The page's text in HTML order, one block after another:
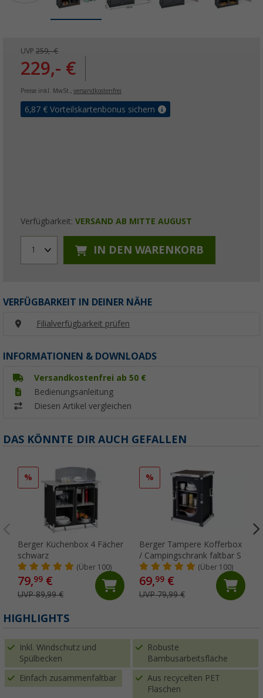
UVP 259,- €
229,- €
Preise inkl. MwSt., versandkostenfrei
6,87 € Vorteilskartenbonus sichern
Verfügbarkeit: VERSAND AB MITTE AUGUST
1 IN DEN WARENKORB
VERFÜGBARKEIT IN DEINER NÄHE
Filialverfügbarkeit prüfen
INFORMATIONEN & DOWNLOADS
Versandkostenfrei ab 50 €
Bedienungsanleitung
Diesen Artikel vergleichen
DAS KÖNNTE DIR AUCH GEFALLEN
%
Berger Küchenbox 4 Fächer
schwarz
(Über 100)
79,99 €
UVP 89,99 €
%
Berger Tampere Kofferbox
/ Campingschrank faltbar S
(Über 100)
69,99€
UVP 79,99 €
HIGHLIGHTS
Inkl. Windschutz und
Spülbecken
Robuste
Bambusarbeitsfläche
Einfach zusammenfaltbar
Aus recycelten PET
Flaschen